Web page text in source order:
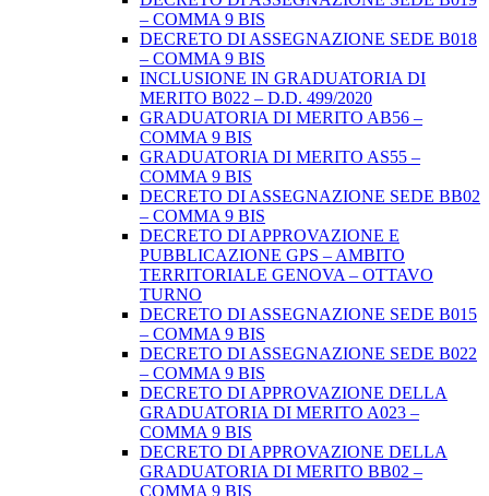
– COMMA 9 BIS
DECRETO DI ASSEGNAZIONE SEDE B018
– COMMA 9 BIS
INCLUSIONE IN GRADUATORIA DI
MERITO B022 – D.D. 499/2020
GRADUATORIA DI MERITO AB56 –
COMMA 9 BIS
GRADUATORIA DI MERITO AS55 –
COMMA 9 BIS
DECRETO DI ASSEGNAZIONE SEDE BB02
– COMMA 9 BIS
DECRETO DI APPROVAZIONE E
PUBBLICAZIONE GPS – AMBITO
TERRITORIALE GENOVA – OTTAVO
TURNO
DECRETO DI ASSEGNAZIONE SEDE B015
– COMMA 9 BIS
DECRETO DI ASSEGNAZIONE SEDE B022
– COMMA 9 BIS
DECRETO DI APPROVAZIONE DELLA
GRADUATORIA DI MERITO A023 –
COMMA 9 BIS
DECRETO DI APPROVAZIONE DELLA
GRADUATORIA DI MERITO BB02 –
COMMA 9 BIS